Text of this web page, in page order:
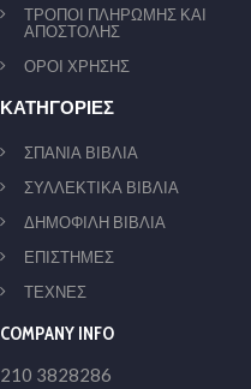
ΤΡΟΠΟΙ ΠΛΗΡΩΜΗΣ ΚΑΙ
ΑΠΟΣΤΟΛΗΣ
ΟΡΟΙ ΧΡΗΣΗΣ
ΚΑΤΗΓΟΡΙΕΣ
ΣΠΑΝΙΑ ΒΙΒΛΙΑ
ΣΥΛΛΕΚΤΙΚΑ ΒΙΒΛΙΑ
ΔΗΜΟΦΙΛΗ ΒΙΒΛΙΑ
ΕΠΙΣΤΗΜΕΣ
ΤΕΧΝΕΣ
COMPANY INFO
210 3828286